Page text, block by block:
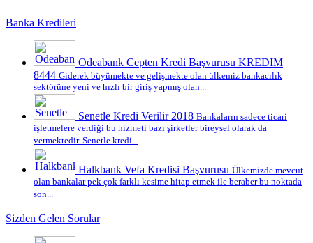
Banka Kredileri
Odeabank Cepten Kredi Başvurusu KREDIM
8444 Giderek büyümekte ve gelişmekte olan ülkemiz bankacılık
sektörüne yeni ve hızlı bir giriş yapmış olan...
Senetle Kredi Verilir 2018 Bankaların sadece ticari
işletmelere verdiği bu hizmeti bazı şirketler bireysel olarak da
vermektedir. Senetle kredi...
Halkbank Vefa Kredisi Başvurusu Ülkemizde mevcut
olan bankalar pek çok farklı kesime hitap etmek ile beraber bu noktada
son...
Sizden Gelen Sorular